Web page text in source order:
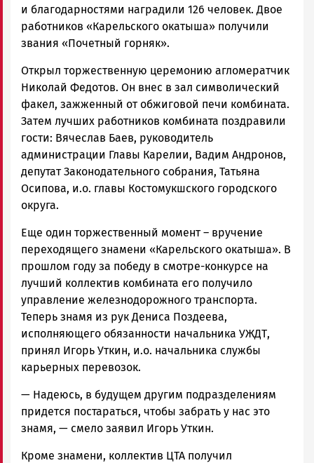
и благодарностями наградили 126 человек. Двое
работников «Карельского окатыша» получили
звания «Почетный горняк».
Открыл торжественную церемонию агломератчик
Николай Федотов. Он внес в зал символический
факел, зажженный от обжиговой печи комбината.
Затем лучших работников комбината поздравили
гости: Вячеслав Баев, руководитель
администрации Главы Карелии, Вадим Андронов,
депутат Законодательного собрания, Татьяна
Осипова, и.о. главы Костомукшского городского
округа.
Еще один торжественный момент – вручение
переходящего знамени «Карельского окатыша». В
прошлом году за победу в смотре-конкурсе на
лучший коллектив комбината его получило
управление железнодорожного транспорта.
Теперь знамя из рук Дениса Поздеева,
исполняющего обязанности начальника УЖДТ,
принял Игорь Уткин, и.о. начальника службы
карьерных перевозок.
— Надеюсь, в будущем другим подразделениям
придется постараться, чтобы забрать у нас это
знамя, — смело заявил Игорь Уткин.
Кроме знамени, коллектив ЦТА получил